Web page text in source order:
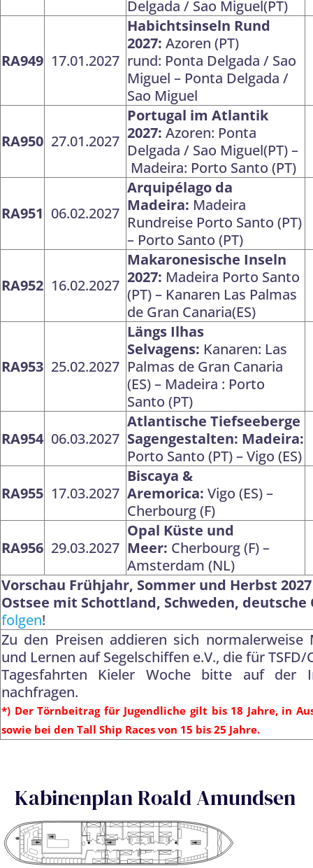
Delgada / Sao Miguel(PT)
RA949 17.01.2027
Habichtsinseln Rund
2027: Azoren (PT)
rund: Ponta Delgada / Sao
Miguel – Ponta Delgada /
Sao Miguel
RA950 27.01.2027
Portugal im Atlantik
2027: Azoren: Ponta
Delgada / Sao Miguel(PT) –
Madeira: Porto Santo (PT)
RA951 06.02.2027
Arquipélago da
Madeira: Madeira
Rundreise Porto Santo (PT)
– Porto Santo (PT)
RA952 16.02.2027
Makaronesische Inseln
2027: Madeira Porto Santo
(PT) – Kanaren Las Palmas
de Gran Canaria(ES)
RA953 25.02.2027
Längs Ilhas
Selvagens: Kanaren: Las
Palmas de Gran Canaria
(ES) – Madeira : Porto
Santo (PT)
RA954 06.03.2027
Atlantische Tiefseeberge
Sagengestalten: Madeira:
Porto Santo (PT) – Vigo (ES)
RA955 17.03.2027
Biscaya &
Aremorica: Vigo (ES) –
Cherbourg (F)
RA956 29.03.2027
Opal Küste und
Meer: Cherbourg (F) –
Amsterdam (NL)
Vorschau Frühjahr, Sommer und Herbst
Ostsee mit Schottland, Schweden, deutsche
folgen!
Zu den Preisen addieren sich normalerweise
und Lernen auf Segelschiffen e.V., die für
Tagesfahrten Kieler Woche bitte auf der
nachfragen.
*) Der Törnbeitrag für Jugendliche gilt bis 18 Jahre, in
sowie bei den Tall Ship Races von 15 bis 25 Jahre.
Kabinenplan Roald Amundsen